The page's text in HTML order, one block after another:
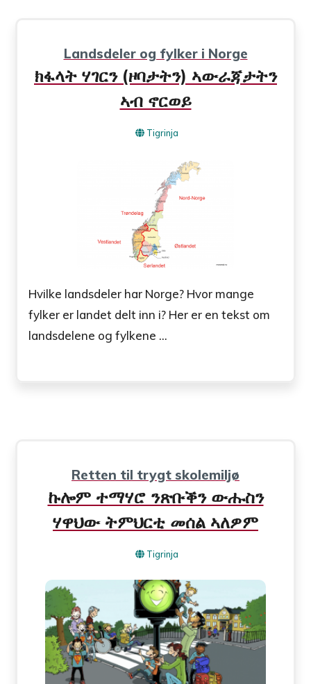
Landsdeler og fylker i Norge
ክፋላት ሃገርን (ዞባታትን) ኣውራጃታትን
ኣብ ኖርወይ
Tigrinja
Hvilke landsdeler har Norge? Hvor mange
fylker er landet delt inn i? Her er en tekst om
landsdelene og fylkene ...
Retten til trygt skolemiljø
ኩሎም ተማሃሮ ንጽቡቕን ውሑስን
ሃዋህው ትምህርቲ መሰል ኣለዎም
Tigrinja